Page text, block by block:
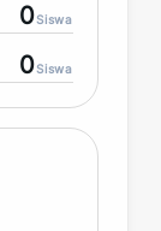
0Siswa
0Siswa